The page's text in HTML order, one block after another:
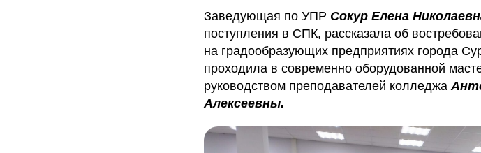
Заведующая по УПР Сокур Елена
поступления в СПК, рассказала об
на градообразующих предприятиях города
проходила в современно оборудованной
руководством преподавателей колледжа
Алексеевны.